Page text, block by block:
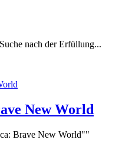
nach der Erfüllung...
New World
Brave New World""